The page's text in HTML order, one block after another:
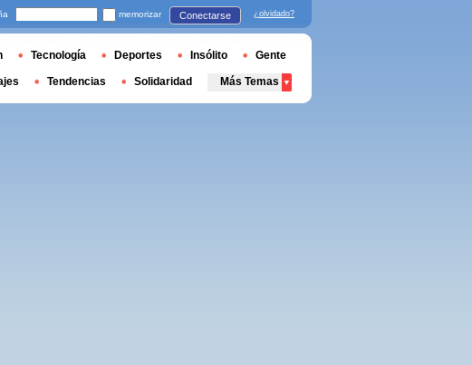
memorizar Conectarse ¿olvidado?
Tecnología Deportes Insólito Gente
Tendencias Solidaridad Más Temas